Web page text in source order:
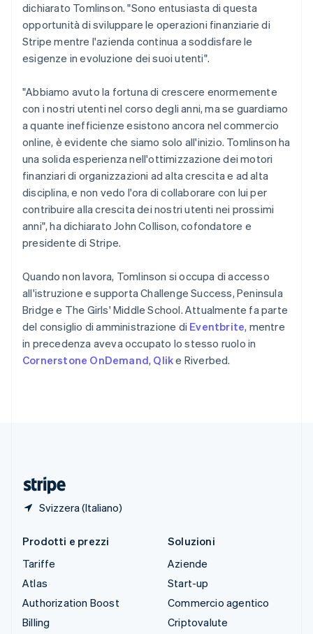
dichiarato Tomlinson. "Sono entusiasta di questa
opportunità di sviluppare le operazioni finanziarie di
Stripe mentre l'azienda continua a soddisfare le
esigenze in evoluzione dei suoi utenti".
"Abbiamo avuto la fortuna di crescere enormemente
con i nostri utenti nel corso degli anni, ma se guardiamo
a quante inefficienze esistono ancora nel commercio
online, è evidente che siamo solo all'inizio. Tomlinson ha
una solida esperienza nell'ottimizzazione dei motori
finanziari di organizzazioni ad alta crescita e ad alta
disciplina, e non vedo l'ora di collaborare con lui per
contribuire alla crescita dei nostri utenti nei prossimi
anni", ha dichiarato John Collison, cofondatore e
presidente di Stripe.
Quando non lavora, Tomlinson si occupa di accesso
all'istruzione e supporta Challenge Success, Peninsula
Bridge e The Girls' Middle School. Attualmente fa parte
del consiglio di amministrazione di Eventbrite, mentre
in precedenza aveva occupato lo stesso ruolo in
Cornerstone OnDemand, Qlike Riverbed.
Svizzera (Italiano)
Nuova Zelanda
English
Paesi Bassi
Nederlands English
Polonia
Portogallo
PortuguêsEnglish
RAS di Hong Kong, Cina
English 简体中文
Regno Unito
English
Repubblica Ceca
English
Romania
English
Singapore
English简体中文
English
Slovenia
EnglishItaliano
Spagna
EspañolEnglish
Stati Uniti
EnglishEspañol简体中文
Prodotti e prezzi
Tariffe
Atlas
Authorization Boost
Billing
Soluzioni
Aziende
Start-up
Commercio agentico
Criptovalute